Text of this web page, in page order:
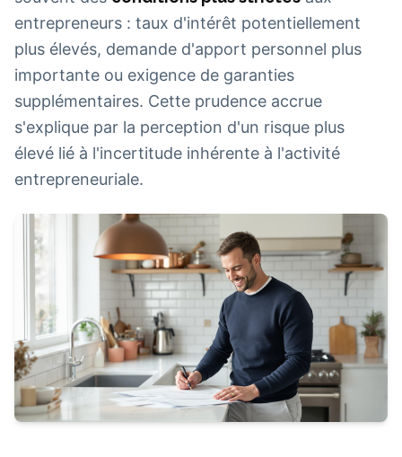
entrepreneurs : taux d'intérêt potentiellement
plus élevés, demande d'apport personnel plus
importante ou exigence de garanties
supplémentaires. Cette prudence accrue
s'explique par la perception d'un risque plus
élevé lié à l'incertitude inhérente à l'activité
entrepreneuriale.